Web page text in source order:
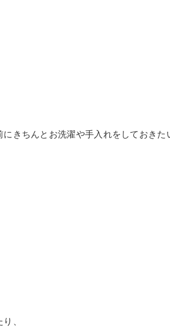
きちんとお洗濯や手入れをしておきた
、